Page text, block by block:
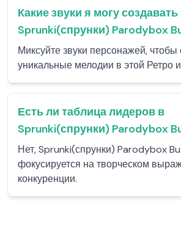
Какие звуки я могу создавать
Sprunki(спрунки) Parodybox
Миксуйте звуки персонажей, чтобы
уникальные мелодии в этой Ретро
Есть ли таблица лидеров в
Sprunki(спрунки) Parodybox
Нет, Sprunki(спрунки) Parodybox
фокусируется на творческом
конкуренции.